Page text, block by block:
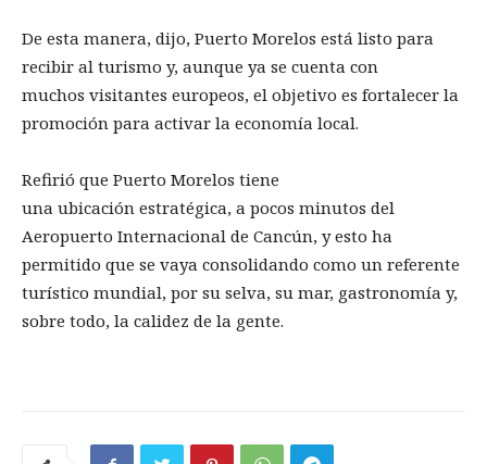
De esta manera, dijo, Puerto Morelos está listo para
recibir al turismo y, aunque ya se cuenta con
muchos visitantes europeos, el objetivo es fortalecer la
promoción para activar la economía local.
Refirió que Puerto Morelos tiene
una ubicación estratégica, a pocos minutos del
Aeropuerto Internacional de Cancún, y esto ha
permitido que se vaya consolidando como un referente
turístico mundial, por su selva, su mar, gastronomía y,
sobre todo, la calidez de la gente.